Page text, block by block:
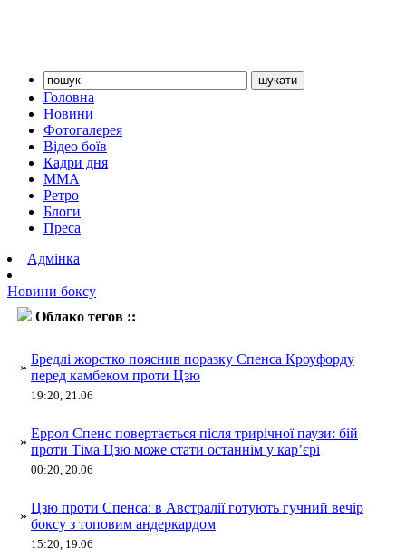
Головна
Новини
Фотогалерея
Відео боїв
Кадри дня
ММА
Ретро
Блоги
Преса
Адмінка
Новини боксу
Облако тегов ::
»
Бредлі жорстко пояснив поразку Спенса Кроуфорду
перед камбеком проти Цзю
19:20, 21.06
»
Еррол Спенс повертається після трирічної паузи: бій
проти Тіма Цзю може стати останнім у кар’єрі
00:20, 20.06
»
Цзю проти Спенса: в Австралії готують гучний вечір
боксу з топовим андеркардом
15:20, 19.06